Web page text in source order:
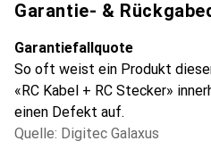
Garantie- &
Garantiefallquote
So oft weist ein Produkt
«RC Kabel + RC Stecker»
einen Defekt auf.
Quelle: Digitec Galaxus